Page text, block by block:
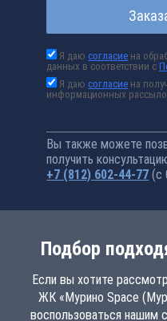
Я даюсогласие на
данных в соответствии с
Я даюсогласие на
информационных
Вы также можете
получить
+7 (812) 602-44-77 (с
Подбор
Если вы хотите
ЖК «Мурино Space
воспользоваться нашим